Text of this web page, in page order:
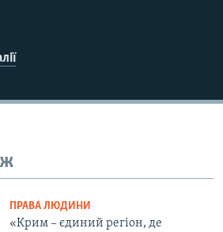
ПРАВА ЛЮДИНИ
«Крим – єдиний регіон, де